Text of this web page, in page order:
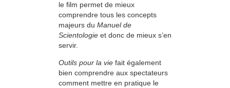
le film permet de mieux
comprendre tous les concepts
majeurs du Manuel de
Scientologie et donc de mieux s’en
servir.
Outils pour la vie fait également
bien comprendre aux spectateurs
comment mettre en pratique le